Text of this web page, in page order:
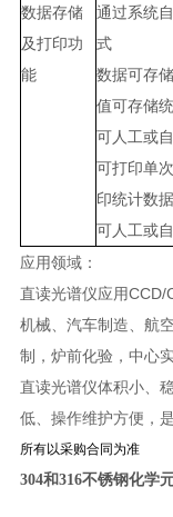
数据存储
及打印功
能
通过系统
式
数据可存
值可存储
可人工或
可打印单
印统计数据
可人工或
应用领域：
直读光谱仪应用CCD/
机械、汽车制造、航
制，炉前化验，中心
直读光谱仪体积小、
低、操作维护方便，
所有以采购合同为准
304和316不锈钢化学